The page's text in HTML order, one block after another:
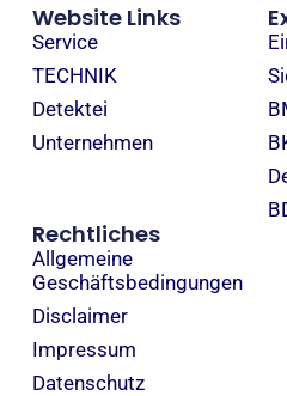
Website Links
Service
TECHNIK
Detektei
Unternehmen
Rechtliches
Allgemeine
Geschäftsbedingungen
Disclaimer
Impressum
Datenschutz